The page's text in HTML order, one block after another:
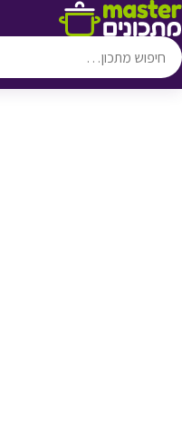
דלג לתוכן
♥ הוספה